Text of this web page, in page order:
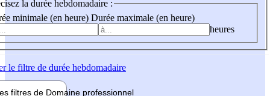
la durée hebdomadaire :
minimale (en heure) Durée maximale (en heure)
heures
le filtre de durée hebdomadaire
filtres de Domaine professionnel